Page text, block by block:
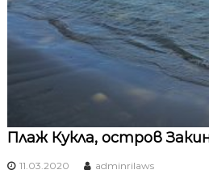
Плаж Кукла, остров
11.03.2020 adminrilaws